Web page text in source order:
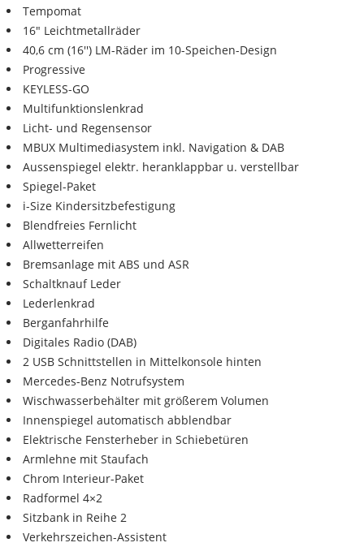
Tempomat
16" Leichtmetallräder
40,6 cm (16'') LM-Räder im 10-Speichen-Design
Progressive
KEYLESS-GO
Multifunktionslenkrad
Licht- und Regensensor
MBUX Multimediasystem inkl. Navigation & DAB
Aussenspiegel elektr. heranklappbar u. verstellbar
Spiegel-Paket
i-Size Kindersitzbefestigung
Blendfreies Fernlicht
Allwetterreifen
Bremsanlage mit ABS und ASR
Schaltknauf Leder
Lederlenkrad
Berganfahrhilfe
Digitales Radio (DAB)
2 USB Schnittstellen in Mittelkonsole hinten
Mercedes-Benz Notrufsystem
Wischwasserbehälter mit größerem Volumen
Innenspiegel automatisch abblendbar
Elektrische Fensterheber in Schiebetüren
Armlehne mit Staufach
Chrom Interieur-Paket
Radformel 4×2
Sitzbank in Reihe 2
Verkehrszeichen-Assistent